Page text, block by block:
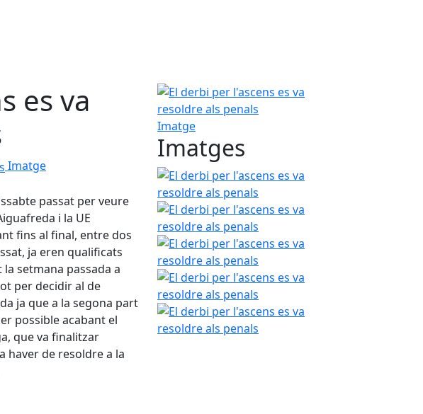
es va
Imatge
passat per veure
i la UE
fins al final, entre dos
ja eren qualificats
setmana passada a
per decidir al de
ja que a la segona part
possible acabant el
que va finalitzar
haver de resoldre a la
El derbi per l'ascens es va resoldre als penals
Imatge
Imatges
El derbi per l'ascens es va resoldre als penals
El derbi per l'ascens es va resoldre als penals
El derbi per l'ascens es va resoldre als penals
El derbi per l'ascens es va resoldre als penals
El derbi per l'ascens es va resoldre als penals